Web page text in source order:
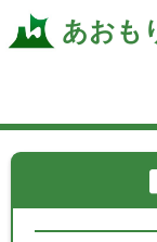
あおも